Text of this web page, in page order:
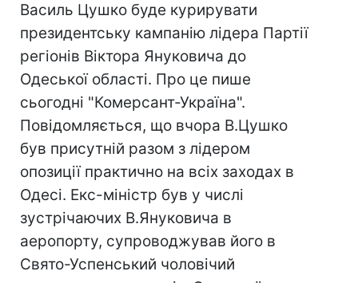
Василь Цушко буде курирувати
президентську кампанію лідера Партії
регіонів Віктора Януковича до
Одеської області. Про це пише
сьогодні "Комерсант-Україна".
Повідомляється, що вчора В.Цушко
був присутній разом з лідером
опозиції практично на всіх заходах в
Одесі. Екс-міністр був у числі
зустрічаючих В.Януковича в
аеропорту, супроводжував його в
Свято-Успенський чоловічий